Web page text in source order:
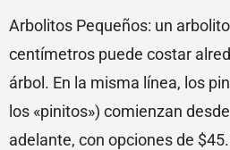
Arbolitos Pequeños: un
centímetros puede costar
árbol. En la misma línea, los
los «pinitos») comienzan
adelante, con opciones de